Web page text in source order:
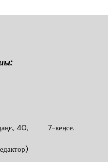
даңғ., 40, 7-кеңсе.